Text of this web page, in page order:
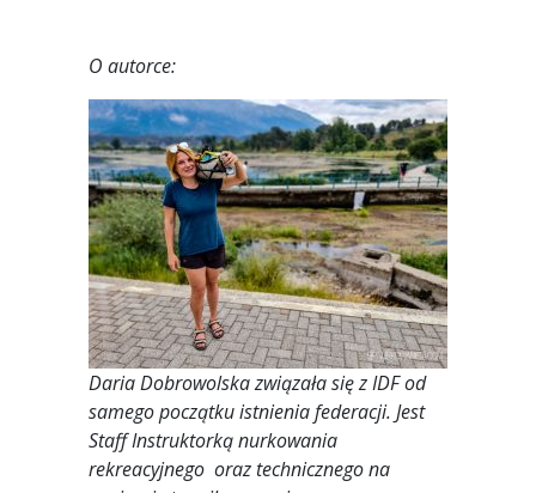
O autorce:
Daria Dobrowolska związała się z IDF od
samego początku istnienia federacji. Jest
Staff Instruktorką nurkowania
rekreacyjnego oraz technicznego na